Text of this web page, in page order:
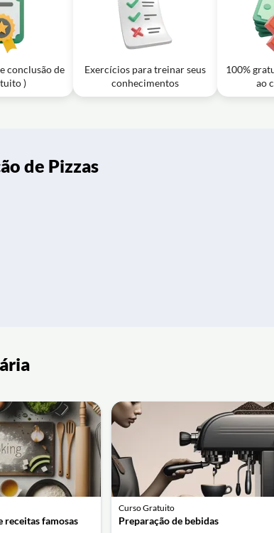
conclusão de
)
Exercícios para treinar seus
conhecimentos
100%
ao
de Pizzas
receitas famosas
Curso Gratuito
Preparação de bebidas